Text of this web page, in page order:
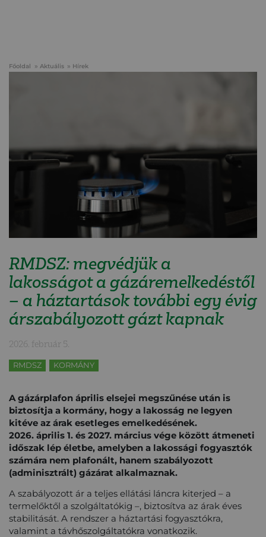
Főoldal Aktuális Hírek
RMDSZ: megvédjük a
lakosságot a gázáremelkedéstől
– a háztartások további egy évig
árszabályozott gázt kapnak
2026. február 5.
RMDSZ KORMÁNY
A gázárplafon április elsejei megszűnése után is
biztosítja a kormány, hogy a lakosság ne legyen
kitéve az árak esetleges emelkedésének.
2026. április 1. és 2027. március vége között átmeneti
időszak lép életbe, amelyben a lakossági fogyasztók
számára nem plafonált, hanem szabályozott
(adminisztrált) gázárat alkalmaznak.
A szabályozott ár a teljes ellátási láncra kiterjed – a
termelőktől a szolgáltatókig –, biztosítva az árak éves
stabilitását. A rendszer a háztartási fogyasztókra,
valamint a távhőszolgáltatókra vonatkozik.